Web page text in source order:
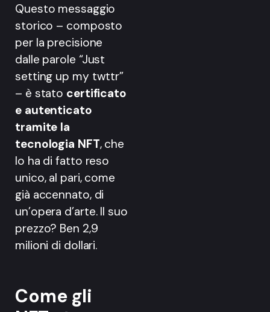
Questo messaggio
storico – composto
per la precisione
dalle parole “Just
setting up my twttr”
– è stato certificato
e autenticato
tramite la
tecnologia NFT, che
lo ha di fatto reso
unico, al pari, come
già accennato, di
un’opera d’arte. Il suo
prezzo? Ben 2,9
milioni di dollari.
Come gli